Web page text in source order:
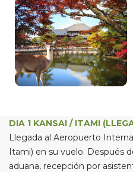
DIA 1 KANSAI / ITAMI
Llegada al Aeropuerto
Itami) en su vuelo. Después
aduana, recepción por